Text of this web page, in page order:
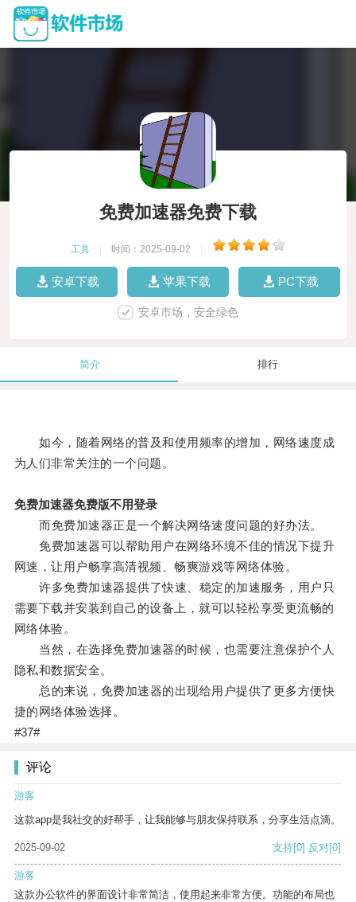
免费加速器免费下载
工具 时间：2025-09-02
安卓下载 苹果下载 PC下载
安卓市场，安全绿色
简介 排行
如今，随着网络的普及和使用频率的增加，网络速度成
为人们非常关注的一个问题。
免费加速器免费版不用登录
而免费加速器正是一个解决网络速度问题的好办法。
免费加速器可以帮助用户在网络环境不佳的情况下提升
网速，让用户畅享高清视频、畅爽游戏等网络体验。
许多免费加速器提供了快速、稳定的加速服务，用户只
需要下载并安装到自己的设备上，就可以轻松享受更流畅的
网络体验。
当然，在选择免费加速器的时候，也需要注意保护个人
隐私和数据安全。
总的来说，免费加速器的出现给用户提供了更多方便快
捷的网络体验选择。
#37#
评论
游客
这款app是我社交的好帮手，让我能够与朋友保持联系，分享生活点滴。
2025-09-02 支持[0] 反对[0]
游客
这款办公软件的界面设计非常简洁，使用起来非常方便。功能的布局也